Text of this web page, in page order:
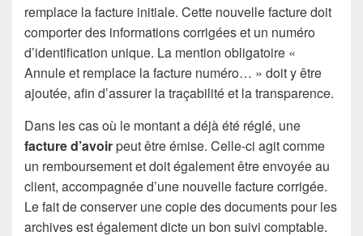
remplace la facture initiale. Cette nouvelle facture doit
comporter des informations corrigées et un numéro
d’identification unique. La mention obligatoire «
Annule et remplace la facture numéro… » doit y être
ajoutée, afin d’assurer la traçabilité et la transparence.
Dans les cas où le montant a déjà été réglé, une
facture d’avoirpeut être émise. Celle-ci agit comme
un remboursement et doit également être envoyée au
client, accompagnée d’une nouvelle facture corrigée.
Le fait de conserver une copie des documents pour les
archives est également dicte un bon suivi comptable.